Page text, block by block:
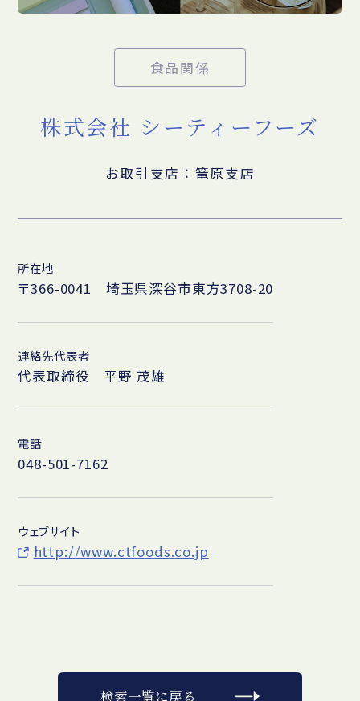
食品関係
株式会社 シーティーフーズ
お取引支店：篭原支店
所在地
〒366-0041 埼玉県深谷市東方3708-20
連絡先代表者
代表取締役 平野 茂雄
電話
048-501-7162
ウェブサイト
http://www.ctfoods.co.jp
検索一覧に戻る